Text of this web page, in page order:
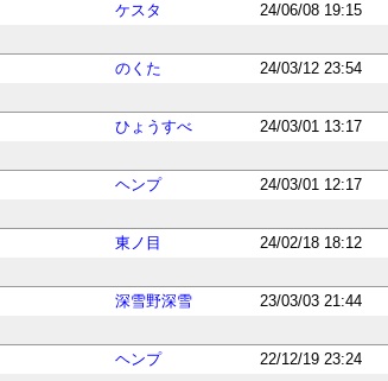
ケスタ 24/06/08 19:15
のくた 24/03/12 23:54
ひょうすべ 24/03/01 13:17
ヘンプ 24/03/01 12:17
東ノ目 24/02/18 18:12
深雪野深雪 23/03/03 21:44
ヘンプ 22/12/19 23:24